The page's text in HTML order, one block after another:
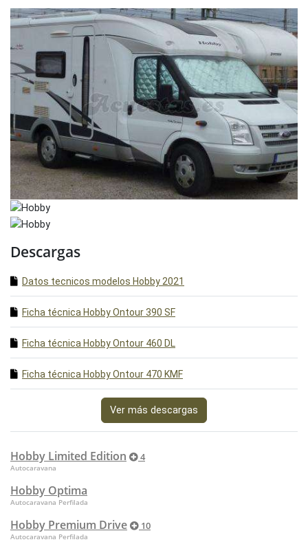
Descargas
Datos tecnicos modelos Hobby 2021
Ficha técnica Hobby Ontour 390 SF
Ficha técnica Hobby Ontour 460 DL
Ficha técnica Hobby Ontour 470 KMF
Ver más descargas
Hobby Limited Edition 4
Autocaravana
Hobby Optima
Autocaravana Perfilada
Hobby Premium Drive 10
Autocaravana Perfilada